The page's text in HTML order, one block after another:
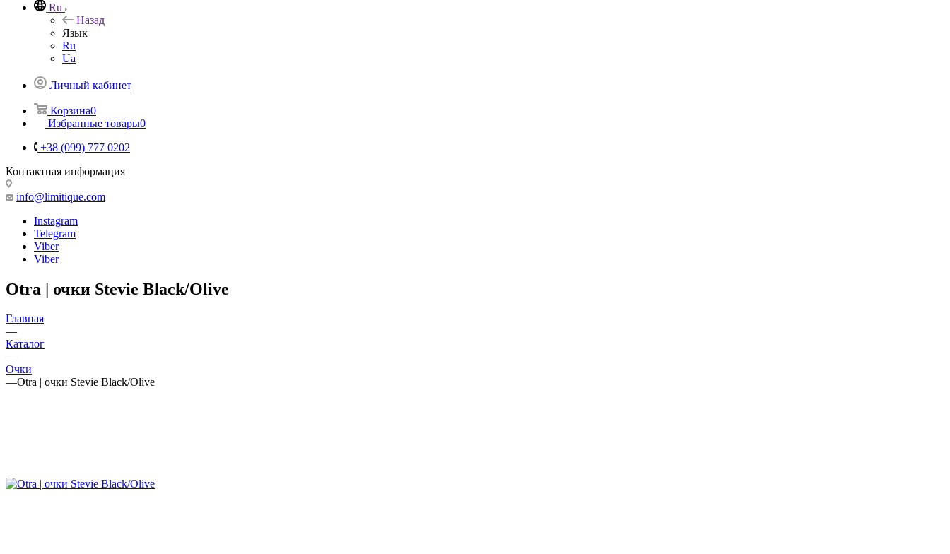
Ru
Назад
Язык
Ru
Ua
Личный кабинет
Корзина0
Избранные товары0
+38 (099) 777 0202
Контактная информация
info@limitique.com
Instagram
Telegram
Viber
Viber
Otra | очки Stevie Black/Olive
Главная
—
Каталог
—
Очки
—Otra | очки Stevie Black/Olive